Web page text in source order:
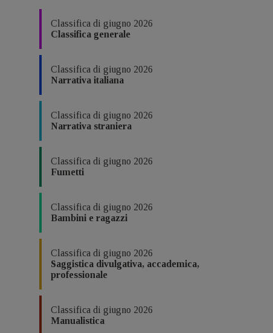
Classifica di giugno 2026
Classifica generale
Classifica di giugno 2026
Narrativa italiana
Classifica di giugno 2026
Narrativa straniera
Classifica di giugno 2026
Fumetti
Classifica di giugno 2026
Bambini e ragazzi
Classifica di giugno 2026
Saggistica divulgativa, accademica,
professionale
Classifica di giugno 2026
Manualistica